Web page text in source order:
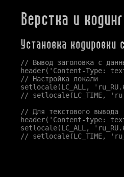
Верстка и кодинг
Установка кодировки
// Вывод заголовка с
header('Content-Type:
// Настройка локали
setlocale(LC_ALL,
// setlocale(LC_TIME,
// Для текстового вывода
header('Content-type:
setlocale(LC_ALL,